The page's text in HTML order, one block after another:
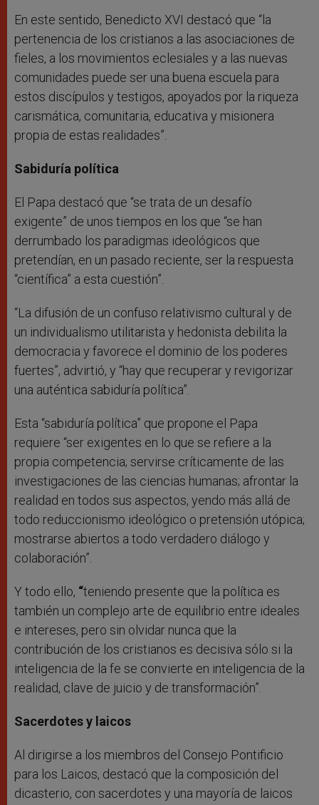
En este sentido, Benedicto XVI destacó que “la
pertenencia de los cristianos a las asociaciones de
fieles, a los movimientos eclesiales y a las nuevas
comunidades puede ser una buena escuela para
estos discípulos y testigos, apoyados por la riqueza
carismática, comunitaria, educativa y misionera
propia de estas realidades”.
Sabiduría política
El Papa destacó que “se trata de un desafío
exigente” de unos tiempos en los que “se han
derrumbado los paradigmas ideológicos que
pretendían, en un pasado reciente, ser la respuesta
“científica” a esta cuestión”.
“La difusión de un confuso relativismo cultural y de
un individualismo utilitarista y hedonista debilita la
democracia y favorece el dominio de los poderes
fuertes”, advirtió, y “hay que recuperar y revigorizar
una auténtica sabiduría política”.
Esta “sabiduría política” que propone el Papa
requiere “ser exigentes en lo que se refiere a la
propia competencia; servirse críticamente de las
investigaciones de las ciencias humanas; afrontar la
realidad en todos sus aspectos, yendo más allá de
todo reduccionismo ideológico o pretensión utópica;
mostrarse abiertos a todo verdadero diálogo y
colaboración”.
Y todo ello, “teniendo presente que la política es
también un complejo arte de equilibrio entre ideales
e intereses, pero sin olvidar nunca que la
contribución de los cristianos es decisiva sólo si la
inteligencia de la fe se convierte en inteligencia de la
realidad, clave de juicio y de transformación”.
Sacerdotes y laicos
Al dirigirse a los miembros del Consejo Pontificio
para los Laicos, destacó que la composición del
dicasterio, con sacerdotes y una mayoría de laicos